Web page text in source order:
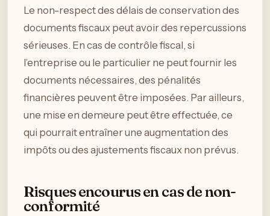
Le non-respect des délais de conservation des
documents fiscaux peut avoir des repercussions
sérieuses. En cas de contrôle fiscal, si
l’entreprise ou le particulier ne peut fournir les
documents nécessaires, des pénalités
financières peuvent être imposées. Par ailleurs,
une mise en demeure peut être effectuée, ce
qui pourrait entraîner une augmentation des
impôts ou des ajustements fiscaux non prévus.
Risques encourus en cas de non-
conformité